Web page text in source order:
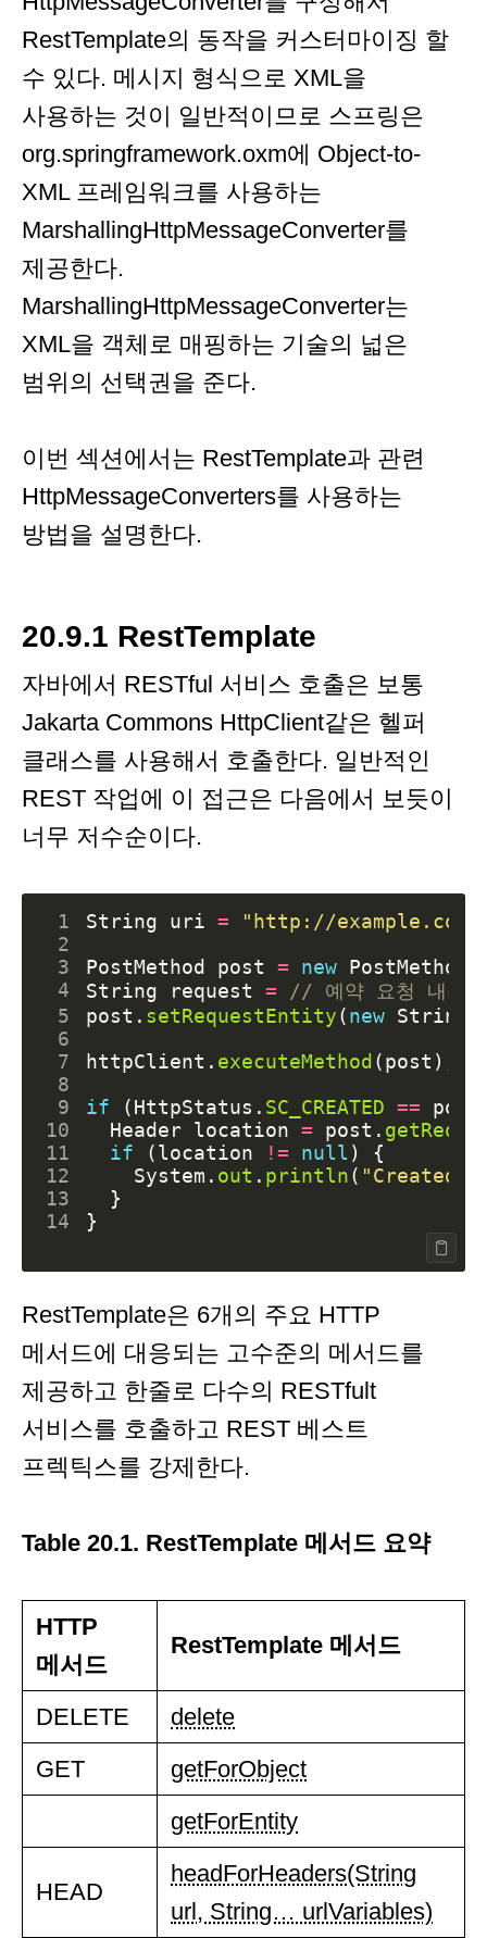
RestTemplate의 동작을 커스터마이징 할
수 있다. 메시지 형식으로 XML을
사용하는 것이 일반적이므로 스프링은
org.springframework.oxm에 Object-to-
XML 프레임워크를 사용하는
MarshallingHttpMessageConverter를
제공한다.
MarshallingHttpMessageConverter는
XML을 객체로 매핑하는 기술의 넓은
범위의 선택권을 준다.
이번 섹션에서는 RestTemplate과 관련
HttpMessageConverters를 사용하는
방법을 설명한다.
20.9.1 RestTemplate
자바에서 RESTful 서비스 호출은 보통
Jakarta Commons HttpClient같은 헬퍼
클래스를 사용해서 호출한다. 일반적인
REST 작업에 이 접근은 다음에서 보듯이
너무 저수순이다.
1 String uri =
"http://
2
3
PostMethod post = new PostMethod
4
String request =
// 예약 요청 내용
5
post . setRequestEntity(new
6
7
httpClient . executeMethod (post );
8
9
if (HttpStatus . SC_CREATED == post
10
Header location = post .
11
if (location != null )
{
12
System . out . println( "Created
13
}
14
}
RestTemplate은 6개의 주요 HTTP
메서드에 대응되는 고수준의 메서드를
제공하고 한줄로 다수의 RESTfult
서비스를 호출하고 REST 베스트
프렉틱스를 강제한다.
Table 20.1. RestTemplate 메서드 요약
HTTP
메서드
RestTemplate 메서드
DELETE
delete
GET
getForObject
getForEntity
HEAD
headForHeaders(String
url, String… urlVariables)